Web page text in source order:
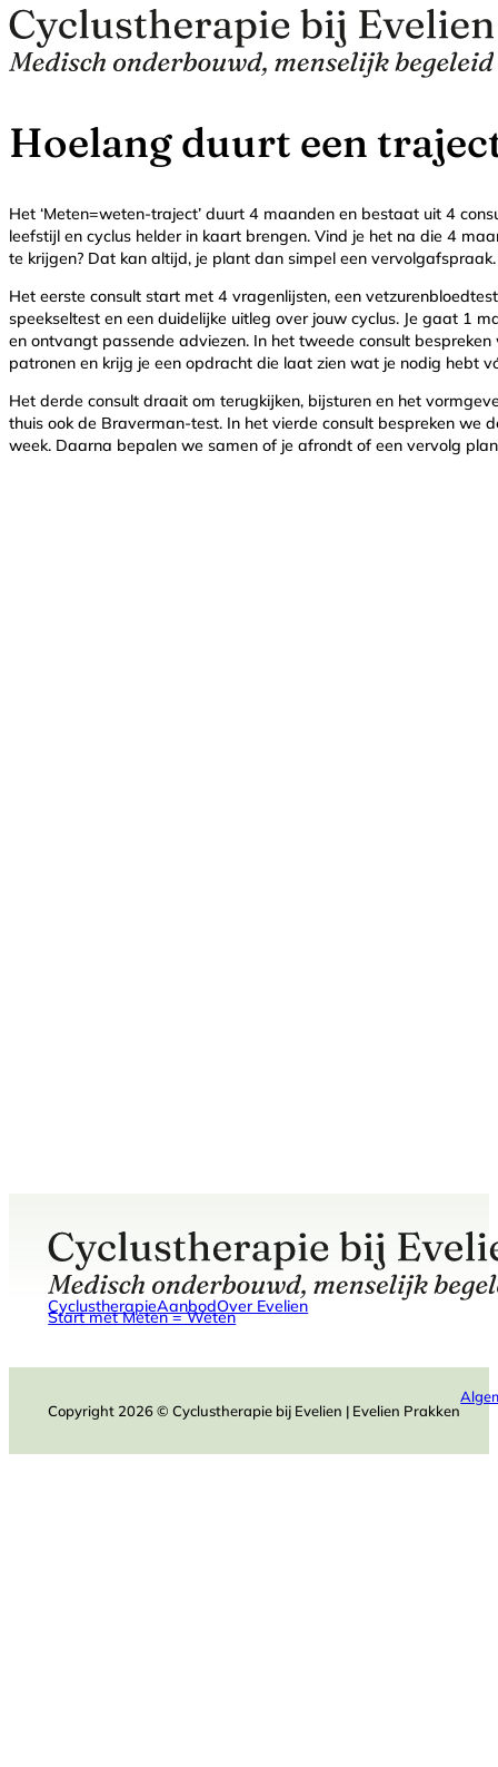
Hoelang duurt een
Het ‘Meten=weten-traject’ duurt 4 maanden en bestaat uit 4
leefstijl en cyclus helder in kaart brengen. Vind je het na die 4
te krijgen? Dat kan altijd, je plant dan simpel een
Het eerste consult start met 4 vragenlijsten, een
speekseltest en een duidelijke uitleg over jouw cyclus. Je gaat 1
en ontvangt passende adviezen. In het tweede consult
patronen en krijg je een opdracht die laat zien wat je nodig hebt
Het derde consult draait om terugkijken, bijsturen en het
thuis ook de Braverman-test. In het vierde consult bespreken we
week. Daarna bepalen we samen of je afrondt of een vervolg
CyclustherapieAanbodOver Evelien
Start met Meten = Weten
Copyright 2026 © Cyclustherapie bij Evelien | Evelien Prakken